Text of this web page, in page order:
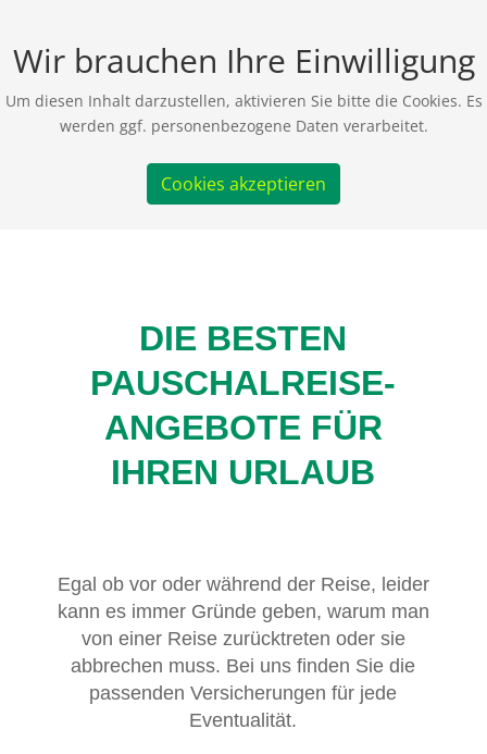
Wir brauchen Ihre Einwilligung
Um diesen Inhalt darzustellen, aktivieren Sie bitte die Cookies. Es
werden ggf. personenbezogene Daten verarbeitet.
Cookies akzeptieren
DIE BESTEN
PAUSCHALREISE-
ANGEBOTE FÜR
IHREN URLAUB
Egal ob vor oder während der Reise, leider
kann es immer Gründe geben, warum man
von einer Reise zurücktreten oder sie
abbrechen muss. Bei uns finden Sie die
passenden Versicherungen für jede
Eventualität.